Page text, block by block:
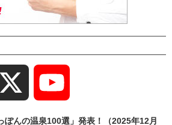
Channel
ぽんの温泉100選」発表！（2025年12月